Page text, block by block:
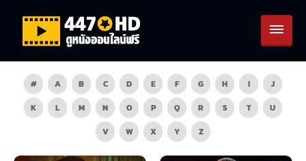
# A B C D E F G H I
J
K
L M N O P Q R S T
U
V
W X Y Z